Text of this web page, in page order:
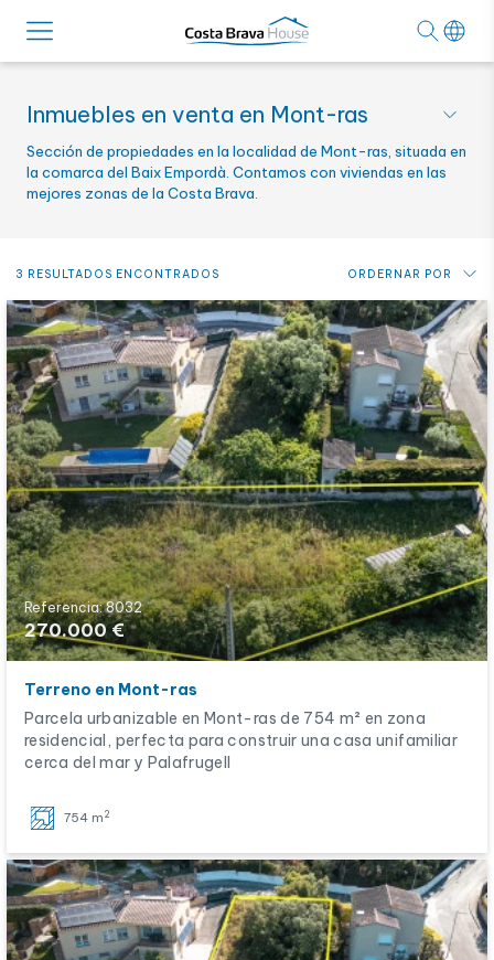
Inmuebles en venta en Mont-ras
Sección de propiedades en la localidad de Mont-ras, situada en
la comarca del Baix Empordà. Contamos con viviendas en las
mejores zonas de la Costa Brava.
3 RESULTADOS ENCONTRADOS ORDERNAR POR
Precio: de más bajo a más alto
Precio: de más alto a más bajo
Novedades
Alfabético por referencia
Referencia: 8032
270.000 €
Terreno en Mont-ras
Parcela urbanizable en Mont-ras de 754 m² en zona
residencial, perfecta para construir una casa unifamiliar
cerca del mar y Palafrugell
754 m 2